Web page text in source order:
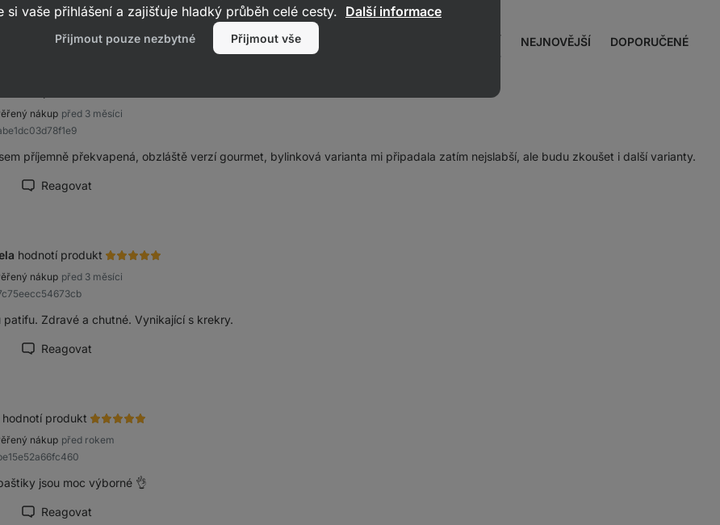
recenzí
recenzí
NEJNOVĚJŠÍ DOPORUČENÉ
nákup před 3 měsíci
příjemně překvapená, obzláště verzí gourmet, bylinková varianta mi připadala zatím nejslabší, ale budu zkoušet i další varianty.
recenzi jako přínosnou
Reagovat
hodnotí produkt
nákup před 3 měsíci
patifu. Zdravé a chutné. Vynikající s krekry.
recenzi jako přínosnou
Reagovat
hodnotí produkt
nákup před rokem
jsou moc výborné 👌
recenzi jako přínosnou
Reagovat
si vaše přihlášení a zajišťuje hladký průběh celé cesty. Další informace
Přijmout pouze nezbytné Přijmout vše